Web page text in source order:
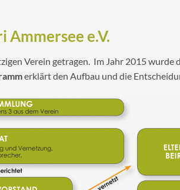
e.V.
Verein getragen. Im Jahr 2015 wurde
erklärt den Aufbau und die